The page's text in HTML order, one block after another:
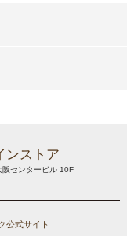
ンストア
センタービル 10F
公式サイト